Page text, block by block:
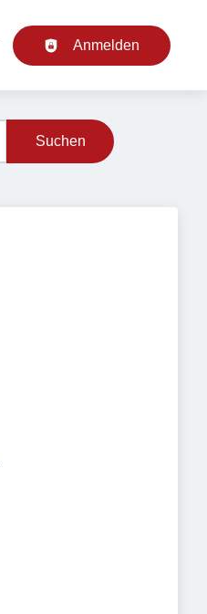
Anmelden
Suchen